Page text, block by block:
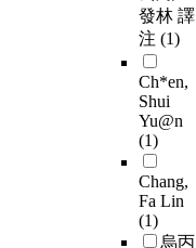
發林 譯
注 (1)
Ch*en,
Shui
Yu@n
(1)
Chang,
Fa Lin
(1)
烏丙